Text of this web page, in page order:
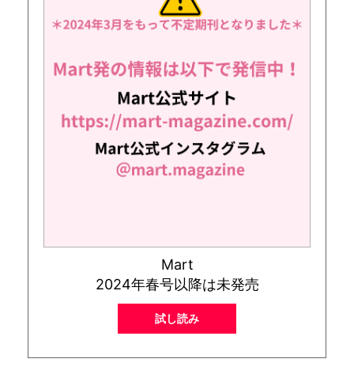
Mart
2024年春号以降は未発売
試し読み